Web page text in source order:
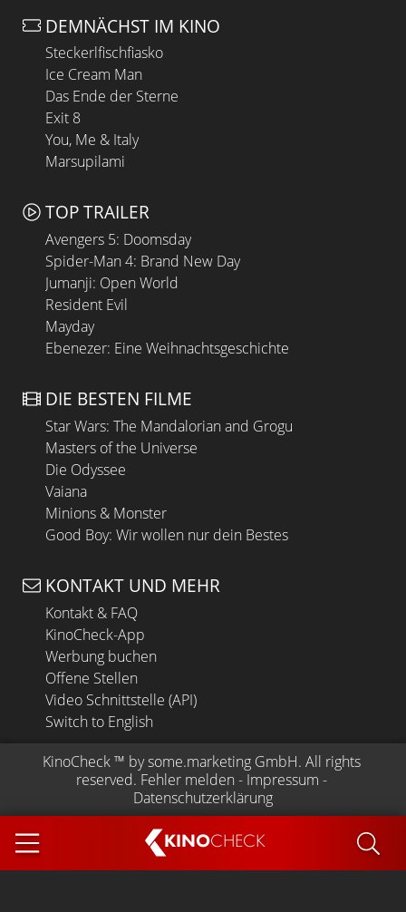
KINOCHECK
DEMNÄCHST IM KINO
Steckerlfischfiasko
Ice Cream Man
Das Ende der Sterne
Exit 8
You, Me & Italy
Marsupilami
TOP TRAILER
Avengers 5: Doomsday
Spider-Man 4: Brand New Day
Jumanji: Open World
Resident Evil
Mayday
Ebenezer: Eine Weihnachtsgeschichte
DIE BESTEN FILME
Star Wars: The Mandalorian and Grogu
Masters of the Universe
Die Odyssee
Vaiana
Minions & Monster
Good Boy: Wir wollen nur dein Bestes
KONTAKT UND MEHR
Kontakt & FAQ
KinoCheck-App
Werbung buchen
Offene Stellen
Video Schnittstelle (API)
Switch to English
KinoCheck ™ by some.marketing GmbH. All rights
reserved. Fehler melden - Impressum -
Datenschutzerklärung